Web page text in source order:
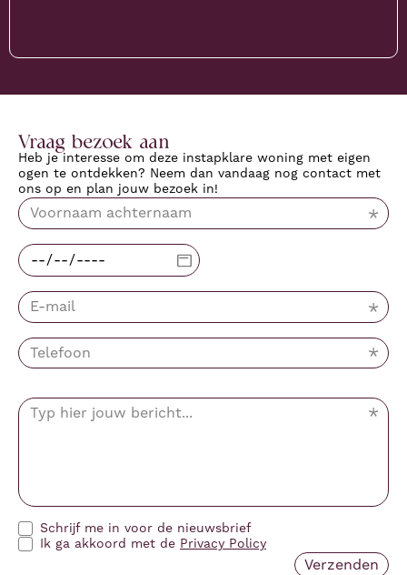
Vraag bezoek aan
Heb je interesse om deze instapklare woning met eigen
ogen te ontdekken? Neem dan vandaag nog contact met
ons op en plan jouw bezoek in!
Schrijf me in voor de nieuwsbrief
Ik ga akkoord met de Privacy Policy